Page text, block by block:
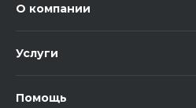
О компании
Услуги
Помощь